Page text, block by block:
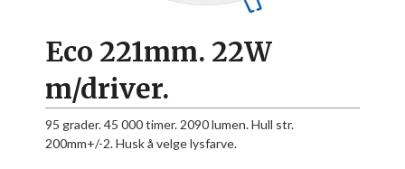
Eco 221mm. 22W
m/driver.
95 grader. 45 000 timer. 2090 lumen. Hull str.
200mm+/-2. Husk å velge lysfarve.